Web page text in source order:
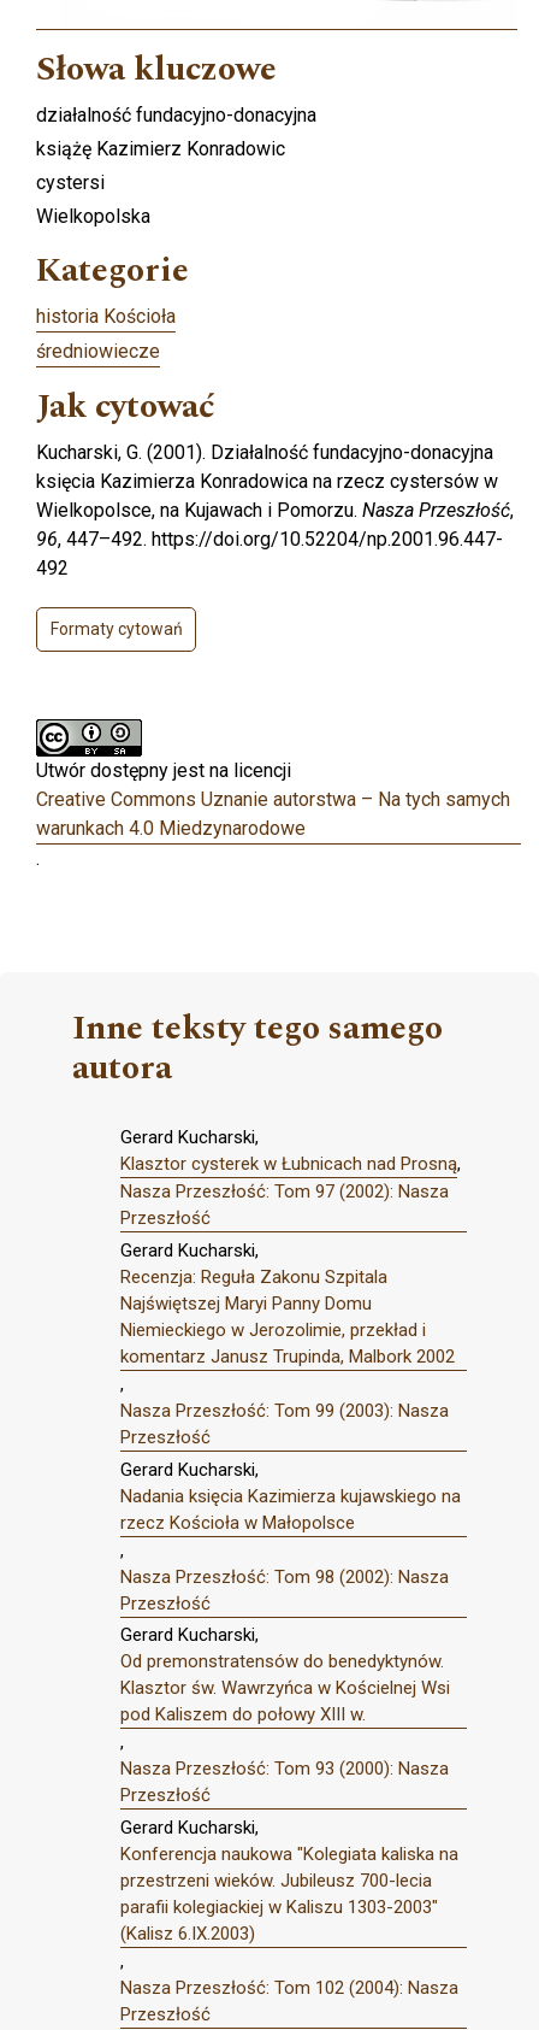
Słowa kluczowe
działalność fundacyjno-donacyjna
książę Kazimierz Konradowic
cystersi
Wielkopolska
Kategorie
historia Kościoła
średniowiecze
Jak cytować
Kucharski, G. (2001). Działalność fundacyjno-donacyjna
księcia Kazimierza Konradowica na rzecz cystersów w
Wielkopolsce, na Kujawach i Pomorzu. Nasza Przeszłość,
96, 447–492. https://doi.org/10.52204/np.2001.96.447-
492
Formaty cytowań
Utwór dostępny jest na licencji
Creative Commons Uznanie autorstwa – Na tych samych
warunkach 4.0 Miedzynarodowe
.
Inne teksty tego samego
autora
Gerard Kucharski,
Klasztor cysterek w Łubnicach nad Prosną,
Nasza Przeszłość: Tom 97 (2002): Nasza
Przeszłość
Gerard Kucharski,
Recenzja: Reguła Zakonu Szpitala
Najświętszej Maryi Panny Domu
Niemieckiego w Jerozolimie, przekład i
komentarz Janusz Trupinda, Malbork 2002
,
Nasza Przeszłość: Tom 99 (2003): Nasza
Przeszłość
Gerard Kucharski,
Nadania księcia Kazimierza kujawskiego na
rzecz Kościoła w Małopolsce
,
Nasza Przeszłość: Tom 98 (2002): Nasza
Przeszłość
Gerard Kucharski,
Od premonstratensów do benedyktynów.
Klasztor św. Wawrzyńca w Kościelnej Wsi
pod Kaliszem do połowy XIII w.
,
Nasza Przeszłość: Tom 93 (2000): Nasza
Przeszłość
Gerard Kucharski,
Konferencja naukowa "Kolegiata kaliska na
przestrzeni wieków. Jubileusz 700-lecia
parafii kolegiackiej w Kaliszu 1303-2003"
(Kalisz 6.IX.2003)
,
Nasza Przeszłość: Tom 102 (2004): Nasza
Przeszłość